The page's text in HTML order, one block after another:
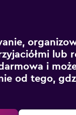
lub
i
od tego,